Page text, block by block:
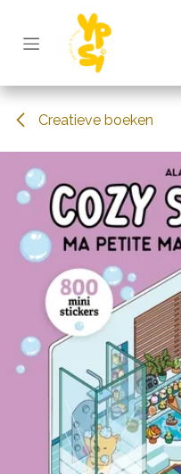
Overslaan naar inhoud
Creatieve boeken